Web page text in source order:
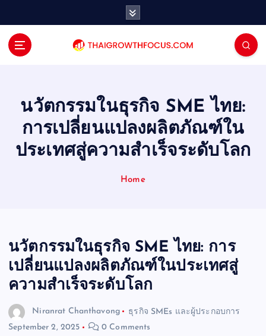
นวัตกรรมในธุรกิจ SME ไทย:
การเปลี่ยนแปลงผลิตภัณฑ์ใน
ประเทศสู่ความสำเร็จระดับโลก
Home
นวัตกรรมในธุรกิจ SME ไทย: การ
เปลี่ยนแปลงผลิตภัณฑ์ในประเทศสู่
ความสำเร็จระดับโลก
Niranrat Chanthavong
ธุรกิจ SMEs และผู้ประกอบการ
September 2, 2025
0 Comments